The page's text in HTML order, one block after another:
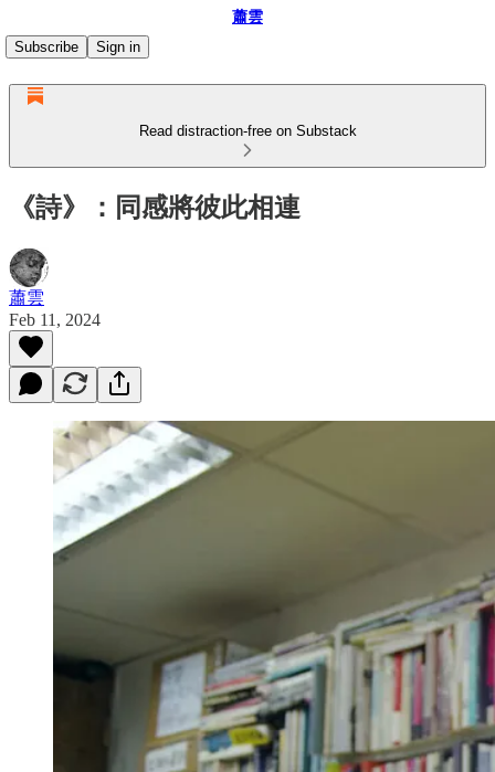
蕭雲
Subscribe
Sign in
Read distraction-free on Substack
《詩》：同感將彼此相連
蕭雲
Feb 11, 2024